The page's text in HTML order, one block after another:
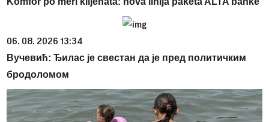
06. 08. 2026 13:34
Вучевић: Ђилас је свестан да је пред политичким
бродоломом